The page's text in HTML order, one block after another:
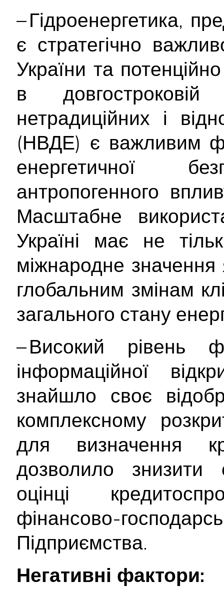
– Гідроенергетика,
є стратегічно
України та
в довгостроковій
нетрадиційних і
(НВДЕ) є важливим
енергетичної
антропогенного
Масштабне
Україні має не
міжнародне значення
глобальним змінам
загального стану
– Високий рівень
інформаційної
знайшло своє
комплексному
для визначення
дозволило знизити
оцінці
фінансово-
Підприємства.
Негативні фактори: